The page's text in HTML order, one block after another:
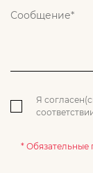
Я
* Обязательные